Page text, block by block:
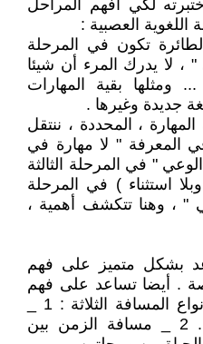
لكي أفهم المراحل
اللغوية العصبية :
الطائرة تكون في المرحلة
" ، لا يدرك المرء أن شيئا
ومثلها بقية المهارات
جديدة وغيرها .
، المحددة ، ننتقل
المعرفة " لا مهارة في
" في المرحلة الثالثة
استثناء ) في المرحلة
" ، وهنا تتكشف أهمية ،
بشكل متميز على فهم
. أيضا تساعد على فهم
مسافة المكان بين نقطتين . 2 _ مسافة الزمن بين